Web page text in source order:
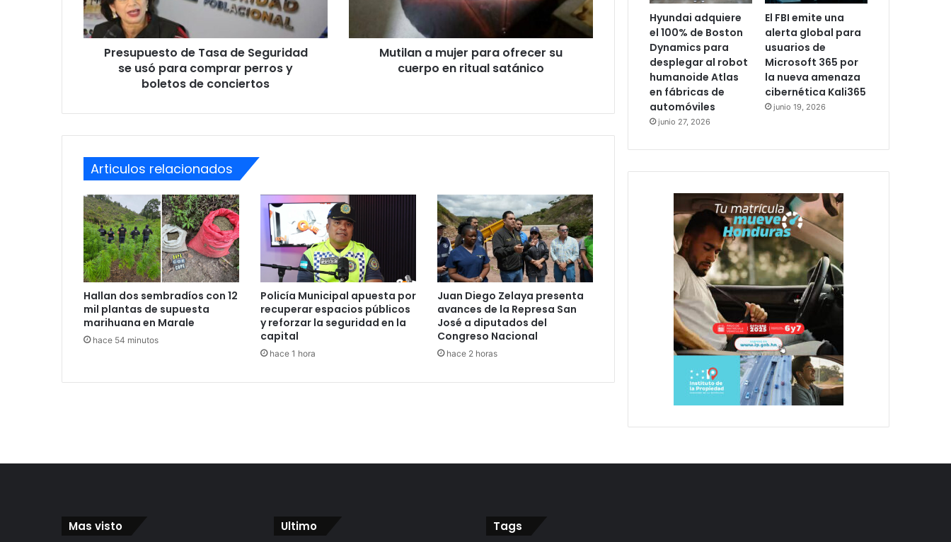
usó
para
comprar
perrosPresupuesto de Tasa de Seguridad
se usó para comprar perros y
boletos de conciertos
ritual
satánicoMutilan a mujer para ofrecer su
cuerpo en ritual satánico
Articulos relacionados
Hallan dos sembradíos con 12
mil plantas de supuesta
marihuana en Marale
hace 54 minutos
Policía Municipal apuesta por
recuperar espacios públicos
y reforzar la seguridad en la
capital
hace 1 hora
Juan Diego Zelaya presenta
avances de la Represa San
José a diputados del
Congreso Nacional
hace 2 horas
Hyundai adquiere
el 100% de Boston
Dynamics para
desplegar al robot
humanoide Atlas
en fábricas de
automóviles
junio 27, 2026
El FBI emite una
alerta global para
usuarios de
Microsoft 365 por
la nueva amenaza
cibernética Kali365
junio 19, 2026
Mas visto Ultimo Tags